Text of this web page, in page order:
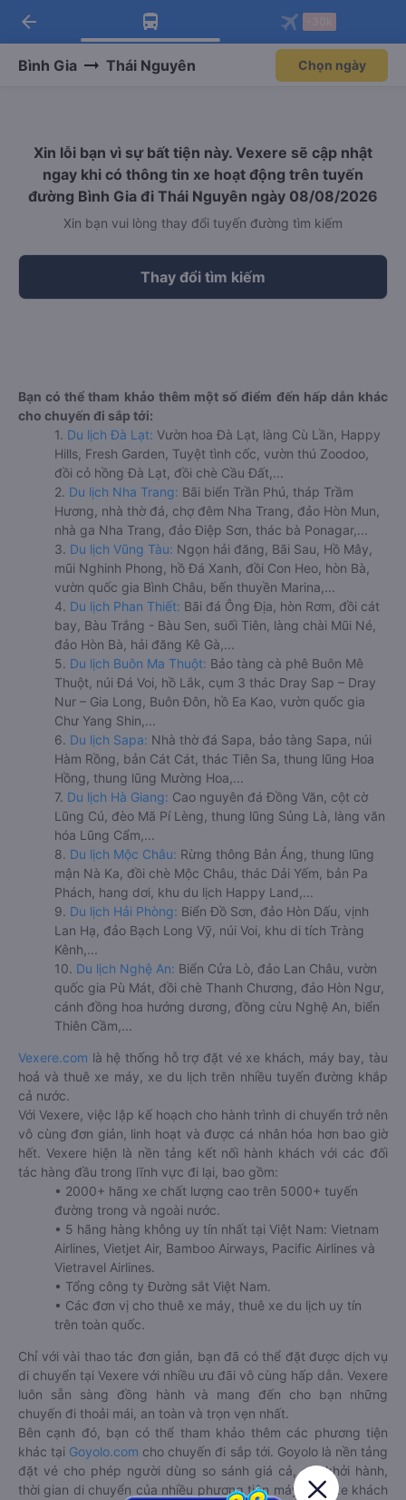
Tải app Vexere ngay!
Nhận ưu đãi thành viên độc
Mở app
Tải app Vexere
-30k/ghế khi đặt vé máy bay qua
Mở app
arrow_back
Bình Gia Thái Nguyên Chọn ngày
Xin lỗi bạn vì sự bất tiện này. Vexere sẽ cập nhật
ngay khi có thông tin xe hoạt động trên tuyến
đường Bình Gia đi Thái Nguyên ngày 08/08/2026
Xin bạn vui lòng thay đổi tuyến đường tìm kiếm
Thay đổi tìm kiếm
Bạn có thể tham khảo thêm một số điểm đến hấp dẫn khác
cho chuyến đi sắp tới:
1. Du lịch Đà Lạt: Vườn hoa Đà Lạt, làng Cù Lần, Happy
Hills, Fresh Garden, Tuyệt tình cốc, vườn thú Zoodoo,
đồi cỏ hồng Đà Lạt, đồi chè Cầu Đất,...
2. Du lịch Nha Trang: Bãi biển Trần Phú, tháp Trầm
Hương, nhà thờ đá, chợ đêm Nha Trang, đảo Hòn Mun,
nhà ga Nha Trang, đảo Điệp Sơn, thác bà Ponagar,...
3. Du lịch Vũng Tàu: Ngọn hải đăng, Bãi Sau, Hồ Mây,
mũi Nghinh Phong, hồ Đá Xanh, đồi Con Heo, hòn Bà,
vườn quốc gia Bình Châu, bến thuyền Marina,...
4. Du lịch Phan Thiết: Bãi đá Ông Địa, hòn Rơm, đồi cát
bay, Bàu Trắng - Bàu Sen, suối Tiên, làng chài Mũi Né,
đảo Hòn Bà, hải đăng Kê Gà,...
5. Du lịch Buôn Ma Thuột: Bảo tàng cà phê Buôn Mê
Thuột, núi Đá Voi, hồ Lắk, cụm 3 thác Dray Sap – Dray
Nur – Gia Long, Buôn Đôn, hồ Ea Kao, vườn quốc gia
Chư Yang Shin,...
6. Du lịch Sapa: Nhà thờ đá Sapa, bảo tàng Sapa, núi
Hàm Rồng, bản Cát Cát, thác Tiên Sa, thung lũng Hoa
Hồng, thung lũng Mường Hoa,...
7. Du lịch Hà Giang: Cao nguyên đá Đồng Văn, cột cờ
Lũng Cú, đèo Mã Pí Lèng, thung lũng Sủng Là, làng văn
hóa Lũng Cẩm,...
8. Du lịch Mộc Châu: Rừng thông Bản Áng, thung lũng
mận Nà Ka, đồi chè Mộc Châu, thác Dải Yếm, bản Pa
Phách, hang dơi, khu du lịch Happy Land,...
9. Du lịch Hải Phòng: Biển Đồ Sơn, đảo Hòn Dấu, vịnh
Lan Hạ, đảo Bạch Long Vỹ, núi Voi, khu di tích Tràng
Kênh,...
10. Du lịch Nghệ An: Biển Cửa Lò, đảo Lan Châu, vườn
quốc gia Pù Mát, đồi chè Thanh Chương, đảo Hòn Ngư,
cánh đồng hoa hướng dương, đồng cừu Nghệ An, biển
Thiên Cầm,...
Vexere.com là hệ thống hỗ trợ đặt vé xe khách, máy bay, tàu
hoả và thuê xe máy, xe du lịch trên nhiều tuyến đường khắp
cả nước.
Với Vexere, việc lập kế hoạch cho hành trình di chuyển trở nên
vô cùng đơn giản, linh hoạt và được cá nhân hóa hơn bao giờ
hết. Vexere hiện là nền tảng kết nối hành khách với các đối
tác hàng đầu trong lĩnh vực đi lại, bao gồm:
• 2000+ hãng xe chất lượng cao trên 5000+ tuyến
đường trong và ngoài nước.
• 5 hãng hàng không uy tín nhất tại Việt Nam: Vietnam
Airlines, Vietjet Air, Bamboo Airways, Pacific Airlines và
Vietravel Airlines.
• Tổng công ty Đường sắt Việt Nam.
• Các đơn vị cho thuê xe máy, thuê xe du lịch uy tín
trên toàn quốc.
Chỉ với vài thao tác đơn giản, bạn đã có thể đặt được dịch vụ
di chuyển tại Vexere với nhiều ưu đãi vô cùng hấp dẫn. Vexere
luôn sẵn sàng đồng hành và mang đến cho bạn những
chuyến đi thoải mái, an toàn và trọn vẹn nhất.
Bên cạnh đó, bạn có thể tham khảo thêm các phương tiện
khác tại Goyolo.com cho chuyến đi sắp tới. Goyolo là nền tảng
đặt vé cho phép người dùng so sánh giá cả, giờ khởi hành,
thời gian di chuyển của nhiều phương tiện máy bay, xe khách